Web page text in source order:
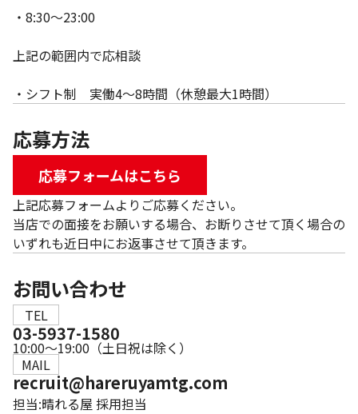
・8:30～23:00
上記の範囲内で応相談
・シフト制 実働4～8時間（休憩最大1時間）
応募方法
応募フォームはこちら
上記応募フォームよりご応募ください。
当店での面接をお願いする場合、お断りさせて頂く場合の
いずれも近日中にお返事させて頂きます。
お問い合わせ
TEL
03-5937-1580
10:00～19:00（土日祝は除く）
MAIL
recruit@hareruyamtg.com
担当:晴れる屋 採用担当